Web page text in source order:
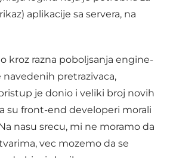
aplikacije sa servera, na
kroz razna poboljsanja engine-
navedenih pretrazivaca,
je donio i veliki broj novih
su front-end developeri morali
nasu srecu, mi ne moramo da
vec mozemo da se